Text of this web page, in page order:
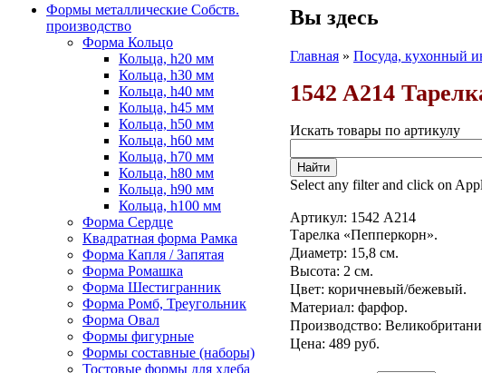
Формы металлические Собств.
производство
Форма Кольцо
Кольца, h20 мм
Кольца, h30 мм
Кольца, h40 мм
Кольца, h45 мм
Кольца, h50 мм
Кольца, h60 мм
Кольца, h70 мм
Кольца, h80 мм
Кольца, h90 мм
Кольца, h100 мм
Форма Сердце
Квадратная форма Рамка
Форма Капля / Запятая
Форма Ромашка
Форма Шестигранник
Форма Ромб, Треугольник
Форма Овал
Формы фигурные
Формы составные (наборы)
Тостовые формы для хлеба
Вы здесь
Главная » Посуда, кухонный
1542 A214
Искать товары по артикулу
Select any filter and click on
Артикул: 1542 A214
Тарелка «Пепперкорн».
Диаметр: 15,8 см.
Высота: 2 см.
Цвет: коричневый/бежевый.
Материал: фарфор.
Производство:
Цена: 489 руб.